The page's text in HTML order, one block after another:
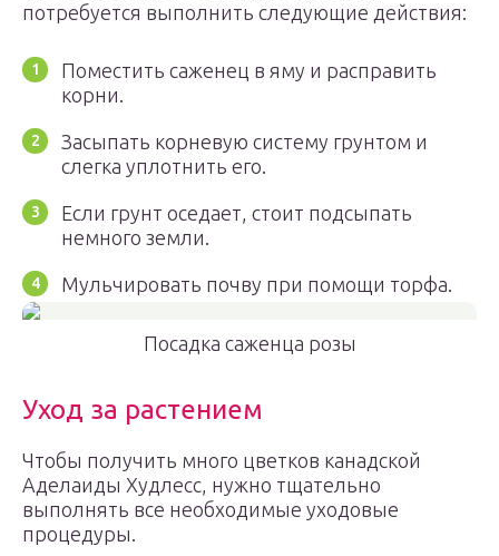
потребуется выполнить следующие действия:
Поместить саженец в яму и расправить
корни.
Засыпать корневую систему грунтом и
слегка уплотнить его.
Если грунт оседает, стоит подсыпать
немного земли.
Мульчировать почву при помощи торфа.
Посадка саженца розы
Уход за растением
Чтобы получить много цветков канадской
Аделаиды Худлесс, нужно тщательно
выполнять все необходимые уходовые
процедуры.